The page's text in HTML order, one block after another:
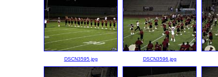
DSCN3595.jpg DSCN3596.jpg